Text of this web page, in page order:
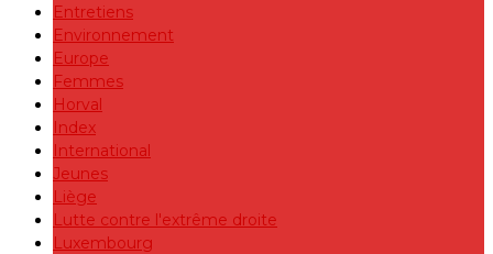
Entretiens
Environnement
Europe
Femmes
Horval
Index
International
Jeunes
Liège
Lutte contre l'extrême droite
Luxembourg